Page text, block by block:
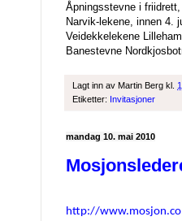
Åpningsstevne i
Narvik-lekene,
Veidekkelekene
Banestevne
Lagt inn av Martin Berg kl.
Etiketter: Invitasjoner
mandag 10. mai 2010
http://